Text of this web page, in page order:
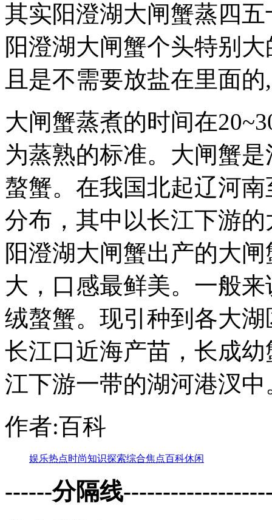
其实阳澄湖大闸蟹蒸四
阳澄湖大闸蟹个头特别
且是不需要放盐在里面
大闸蟹蒸煮的时间在
为蒸熟的标准。大闸蟹
螯蟹。在我国北起辽河
分布，其中以长江下游
阳澄湖大闸蟹出产的大
大，口感最鲜美。一般
绒螯蟹。现引种到各大
长江口近海产苗，长成
江下游一带的湖河港汊
作者:百科
娱乐热点时尚知识探索综合焦点百科休闲
------分隔线